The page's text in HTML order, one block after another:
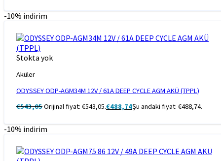
-10% indirim
Stokta yok
Aküler
ODYSSEY ODP-AGM34M 12V / 61A DEEP CYCLE AGM AKÜ (TPPL)
€543,05Orijinal fiyat: €543,05.€488,74Şu andaki fiyat: €488,74.
-10% indirim